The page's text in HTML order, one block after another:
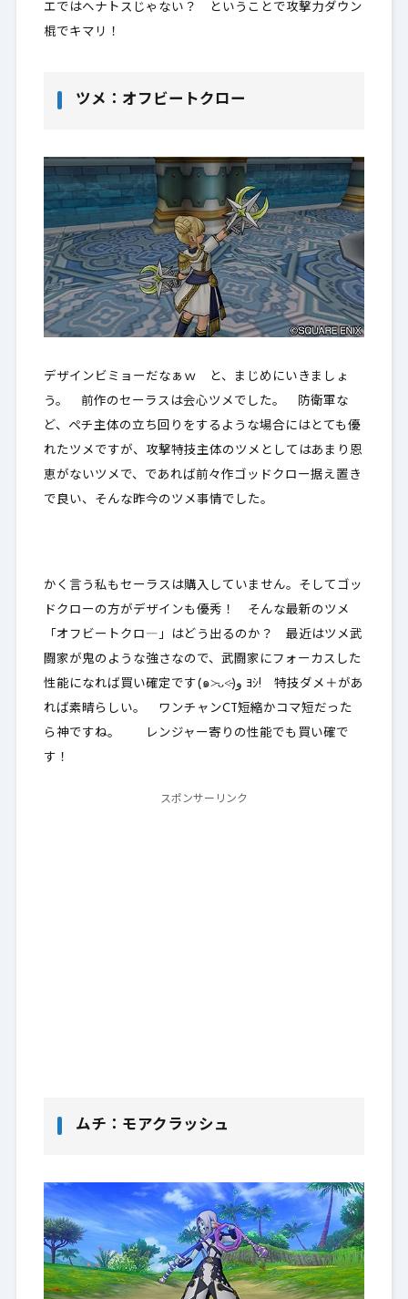
エではヘナトスじゃない？ ということで攻撃力ダウン
棍でキマリ！
ツメ：オフビートクロー
デザインビミョーだなぁｗ と、まじめにいきましょ
う。 前作のセーラスは会心ツメでした。 防衛軍な
ど、ペチ主体の立ち回りをするような場合にはとても優
れたツメですが、攻撃特技主体のツメとしてはあまり恩
恵がないツメで、であれば前々作ゴッドクロー据え置き
で良い、そんな昨今のツメ事情でした。
かく言う私もセーラスは購入していません。そしてゴッ
ドクローの方がデザインも優秀！ そんな最新のツメ
「オフビートクロ―」はどう出るのか？ 最近はツメ武
闘家が鬼のような強さなので、武闘家にフォーカスした
性能になれば買い確定です(๑˃̵ᴗ˂̵)و ﾖｼ! 特技ダメ＋があ
れば素晴らしい。 ワンチャンCT短縮かコマ短だった
ら神ですね。 レンジャー寄りの性能でも買い確で
す！
スポンサーリンク
ムチ：モアクラッシュ